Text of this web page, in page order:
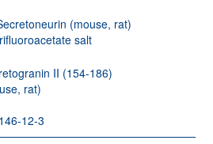
(mouse, rat)
salt
II (154-186)
rat)
12-3